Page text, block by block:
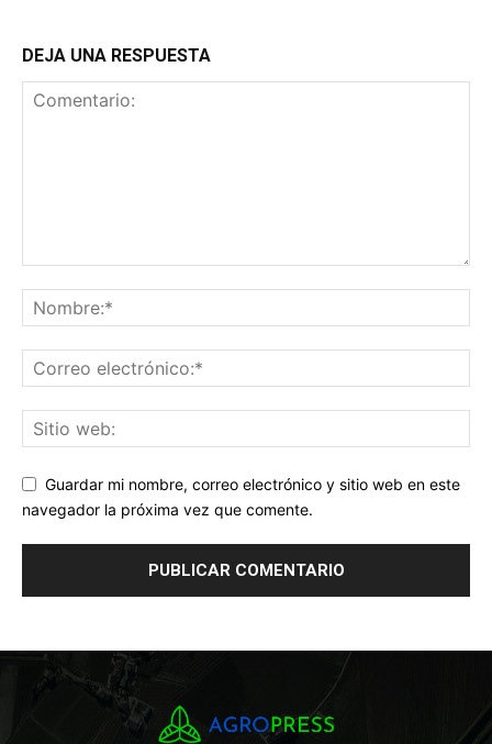
DEJA UNA RESPUESTA
Guardar mi nombre, correo electrónico y sitio web en este
navegador la próxima vez que comente.